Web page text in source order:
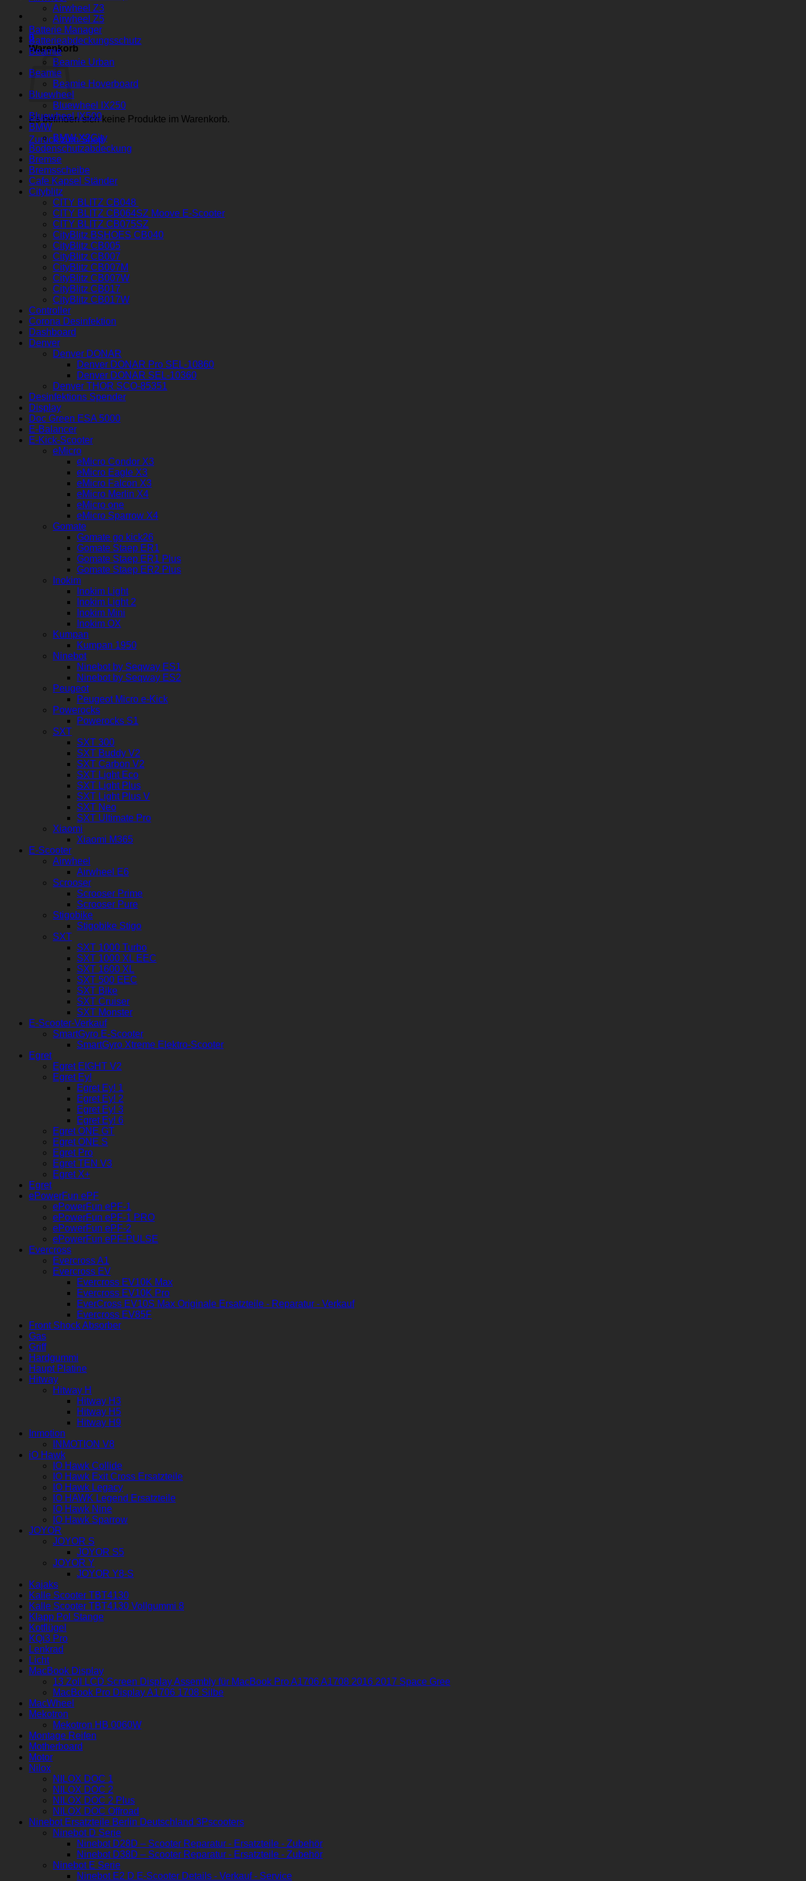
0
Warenkorb
Es befinden sich keine Produkte im Warenkorb.
Zurück zum Shop
Airwheel Z3
Airwheel Z5
Batterie Manager
Batterieabdeckungsschutz
Beamie
Beamie Urban
Beamie
Beamie Hoverboard
Bluewheel
Bluewheel IX250
Bluewheel IX500
BMW
BMW X2City
Bodenschutzabdeckung
Bremse
Bremsscheibe
Cafe Kapsel Ständer
Cityblitz
CITY BLITZ CB048
CITY BLITZ CB064SZ Moove E-Scooter
CITY BLITZ CB075SZ
CityBlitz BSHOES CB040
CityBlitz CB005
CityBlitz CB007
CityBlitz CB007M
CityBlitz CB007W
CityBlitz CB017
CityBlitz CB017W
Controller
Corona Desinfektion
Dashboard
Denver
Denver DONAR
Denver DONAR Pro SEL-10860
Denver DONAR SEL-10360
Denver THOR SCO-85351
Desinfektions Spender
Display
Doc Green ESA 5000
E-Balancer
E-Kick-Scooter
eMicro
eMicro Condor X3
eMicro Eagle X3
eMicro Falcon X3
eMicro Merlin X4
eMicro one
eMicro Sparrow X4
Gomate
Gomate go kick26
Gomate Staep ER1
Gomate Staep ER1 Plus
Gomate Staep ER2 Plus
Inokim
Inokim Light
Inokim Light 2
Inokim Mini
Inokim OX
Kumpan
Kumpan 1950
Ninebot
Ninebot by Seqway ES1
Ninebot by Seqway ES2
Peugeot
Peugeot Micro e-Kick
Powerocks
Powerocks S1
SXT
SXT 300
SXT Buddy V2
SXT Carbon V2
SXT Light Eco
SXT Light Plus
SXT Light Plus V
SXT Neo
SXT Ultimate Pro
Xiaomi
Xiaomi M365
E-Scooter
Airwheel
Airwheel E6
Scrooser
Scrooser Prime
Scrooser Pure
Stigobike
Stigobike Stigo
SXT
SXT 1000 Turbo
SXT 1000 XL EEC
SXT 1600 XL
SXT 500 EEC
SXT Bike
SXT Cruiser
SXT Monster
E-Scooter-Verkauf
SmartGyro E-Scooter
SmartGyro Xtreme Elektro-Scooter
Egret
Egret EIGHT V2
Egret Ey!
Egret Ey! 1
Egret Ey! 2
Egret Ey! 3
Egret Ey! 6
Egret ONE GT
Egret ONE S
Egret Pro
Egret TEN V3
Egret X+
Egret
ePowerFun ePF
ePowerFun ePF-1
ePowerFun ePF-1 PRO
ePowerFun ePF-2
ePowerFun ePF-PULSE
Evercross
Evercross A1
Evercross EV
Evercross EV10K Max
Evercross EV10K Pro
EverCross EV10S Max Originale Ersatzteile - Reparatur - Verkauf
Evercross EV85F
Front Shock Absorber
Gas
Griff
Hardgummi
Haupt Platine
Hitway
Hitway H
Hitway H3
Hitway H5
Hitway H9
Inmotion
INMOTION V8
iO Hawk
IO Hawk Collide
IO Hawk Exit Cross Ersatzteile
IO Hawk Legacy
IO HAWK Legend Ersatzteile
IO Hawk Nine
IO Hawk Sparrow
JOYOR
JOYOR S
JOYOR S5
JOYOR Y
JOYOR Y8-S
Kajaks
Kalle Scooter TBT4130
Kalle Scooter TBT4130 Vollgummi 8
Klapp Pol Stange
Kotflügel
KQi3 Pro
Lenkrad
Licht
MacBook Display
13 Zoll LCD Screen Display Assembly für MacBook Pro A1706 A1708 2016 2017 Space Gree
MacBook Pro Display A1706 1708 Silbe
MacWheel
Mekotron
Mekotron HB 0060W
Montage Reifen
Motherboard
Motor
Nilox
NILOX DOC 1
NILOX DOC 2
NILOX DOC 2 Plus
NILOX DOC Offroad
Ninebot Ersatzteile Berlin Deutschland 3Pscooters
Ninebot D Serie
Ninebot D28D – Scooter Reparatur - Ersatzteile - Zubehör
Ninebot D38D – Scooter Reparatur - Ersatzteile - Zubehör
Ninebot E Serie
Ninebot E2 D E-Scooter Details - Verkauf - Service